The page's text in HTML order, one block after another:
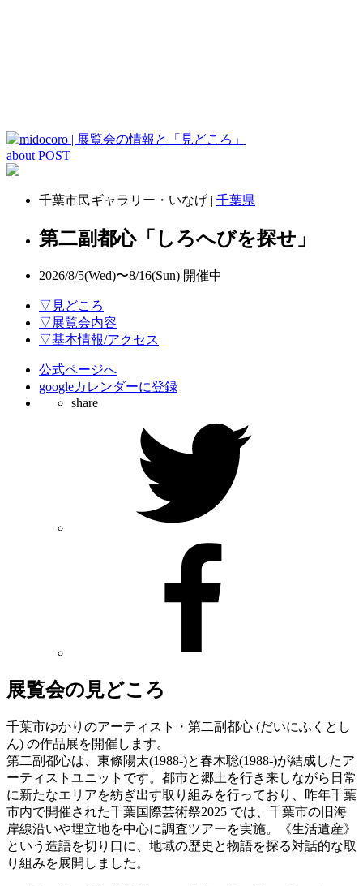
about POST
千葉市民ギャラリー・いなげ | 千葉県
第二副都心「しろへびを探せ」
2026/8/5(Wed)〜8/16(Sun) 開催中
▽見どころ
▽展覧会内容
▽基本情報/アクセス
公式ページへ
googleカレンダーに登録
share
展覧会の見どころ
千葉市ゆかりのアーティスト・第二副都心 (だいにふくとし
ん) の作品展を開催します。
第二副都心は、東條陽太(1988-)と春木聡(1988-)が結成したア
ーティストユニットです。都市と郷土を行き来しながら日常
に新たなエリアを紡ぎ出す取り組みを行っており、昨年千葉
市内で開催された千葉国際芸術祭2025 では、千葉市の旧海
岸線沿いや埋立地を中心に調査ツアーを実施。《生活遺産》
という造語を切り口に、地域の歴史と物語を探る対話的な取
り組みを展開しました。